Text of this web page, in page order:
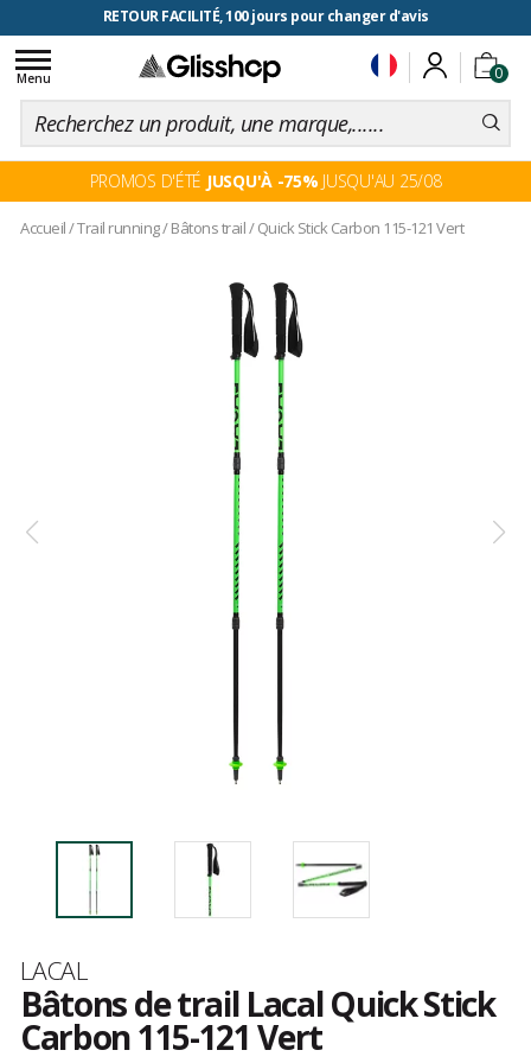
RETOUR FACILITÉ, 100 jours pour changer d'avis
0
Toggle
navigation
Menu
PROMOS D'ÉTÉ JUSQU'À -75% JUSQU'AU 25/08
Accueil/Trail running/Bâtons trail/Quick Stick Carbon 115-121 Vert
Marque
LACAL
Bâtons de trail Lacal Quick Stick
Carbon 115-121 Vert